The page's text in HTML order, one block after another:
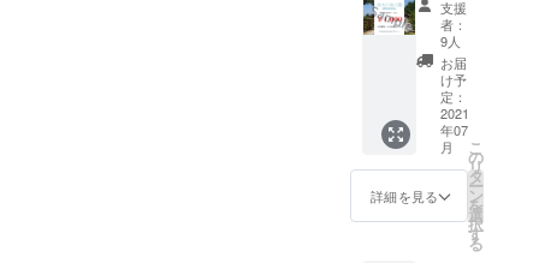
ます
ン1,000
円分】
香木の
森周辺
の約〇
〇店舗
でご利
用可能
なクー
ポンで
す。 ◆
お礼状
支援
者：
9人
お届
け予
定：
2021
年07
月
詳細を見る
こ
の
リ
タ
ー
ン
を
選
択
す
る